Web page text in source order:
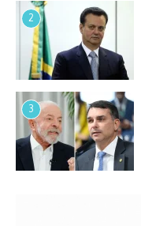
2
3